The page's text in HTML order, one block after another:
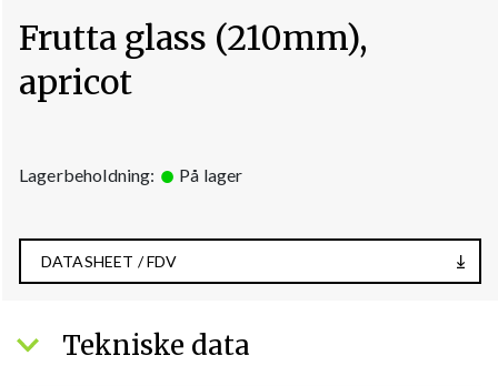
Frutta glass (210mm),
apricot
Lagerbeholdning: På lager
DATASHEET / FDV
Tekniske data